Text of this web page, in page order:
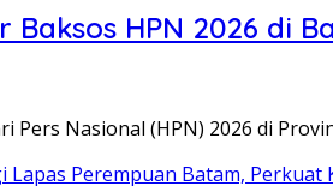
HPN 2026 di
Pers Nasional (HPN) 2026 di